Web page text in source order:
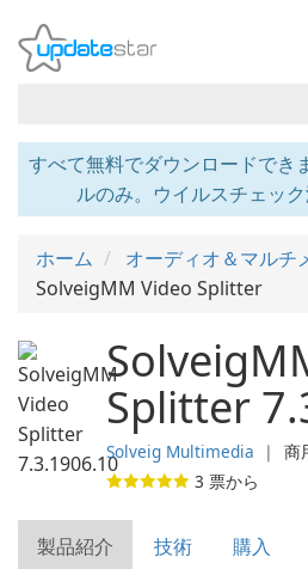
すべて無料でダウンロードでき
ルのみ。ウイルスチェック
ホーム
オーディオ＆マルチ
SolveigMM Video Splitter
Splitter
Solveig Multimedia ❘ 商
3 票から
製品紹介 技術 購入